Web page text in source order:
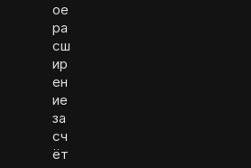
ое
ра
сш
ир
ен
ие
за
сч
ёт